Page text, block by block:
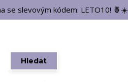
se slevovým kódem: LETO10! 🍍☀️
Hledat